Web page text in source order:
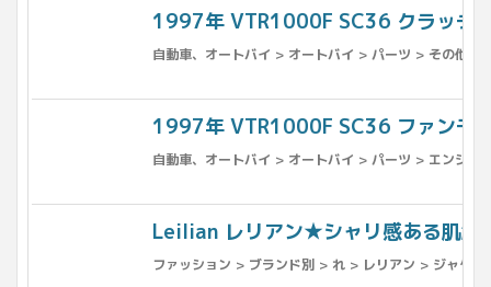
1997年 VTR1000F SC36 クラッチ
自動車、オートバイ > オートバイ > パーツ > その他
1997年 VTR1000F SC36 ファンモ
自動車、オートバイ > オートバイ > パーツ > エンジン
Leilian レリアン★シャリ感ある肌触
ファッション > ブランド別 > れ > レリアン > ジャケッ